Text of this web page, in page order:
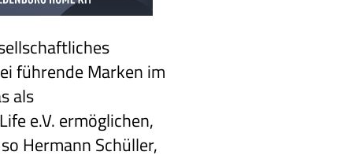
führende Marken im
als
e.V. ermöglichen,
Hermann Schüller,